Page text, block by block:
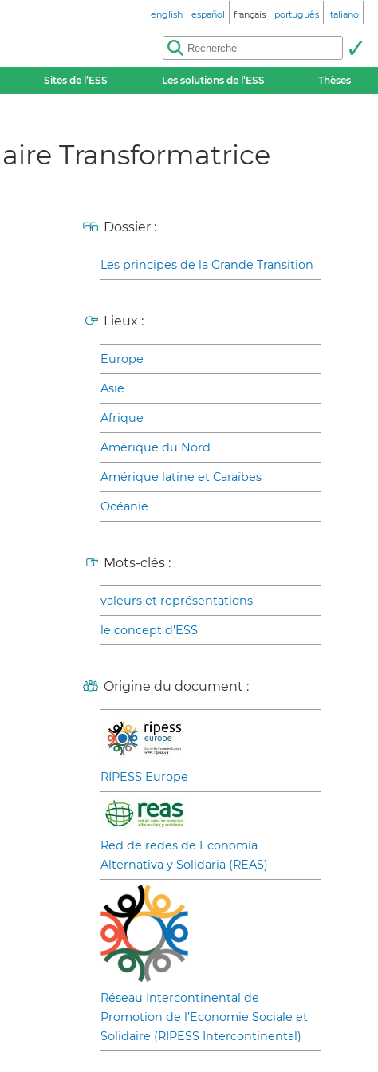
english español français português italiano
Sites de l’ESS Les solutions de l’ESS Thèses
Transformatrice
Dossier :
Les principes de la Grande Transition
Lieux :
Europe
Asie
Afrique
Amérique du Nord
Amérique latine et Caraïbes
Océanie
Mots-clés :
valeurs et représentations
le concept d’ESS
Origine du document :
RIPESS Europe
Red de redes de Economía
Alternativa y Solidaria (REAS)
Réseau Intercontinental de
Promotion de l’Economie Sociale et
Solidaire (RIPESS Intercontinental)